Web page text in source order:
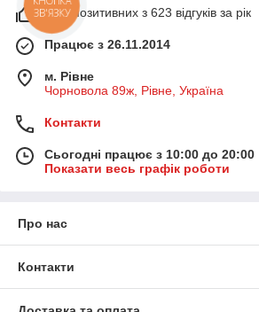
93% позитивних з 623 відгуків за рік
Працює з 26.11.2014
м. Рівне
Чорновола 89ж, Рівне, Україна
Контакти
Сьогодні працює з 10:00 до 20:00
Показати весь графік роботи
Про нас
Контакти
КНОПКА
ЗВ'ЯЗКУ